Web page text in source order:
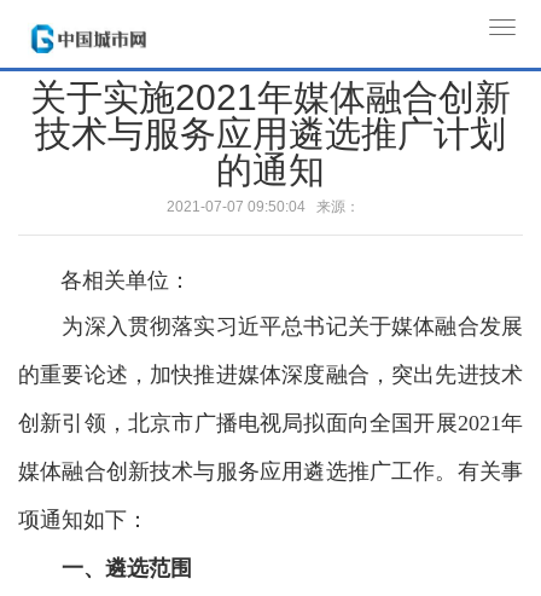
g
a
i
关于实施2021年媒体融合创新
技术与服务应用遴选推广计划
的通知
2021-07-07 09:50:04 来源：
各相关单位：
为深入贯彻落实习近平总书记关于媒体融合发展
的重要论述，加快推进媒体深度融合，突出先进技术
创新引领，北京市广播电视局拟面向全国开展2021年
媒体融合创新技术与服务应用遴选推广工作。有关事
项通知如下：
一、遴选范围